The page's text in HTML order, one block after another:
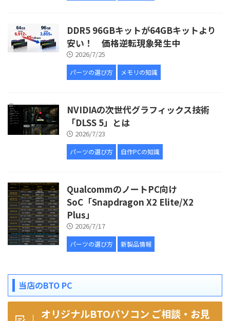
DDR5 96GBキットが64GBキットより
安い！ 価格逆転現象発生中
2026/7/25
パーツの選び方 メモリの知識
NVIDIAの次世代グラフィックス技術
「DLSS 5」とは
2026/7/23
パーツの選び方 自作PCの知識
QualcommのノートPC向け
SoC「Snapdragon X2 Elite/X2
Plus」
2026/7/17
パーツの選び方 新製品情報
当店のBTO PC
オリジナルBTOパソコン ご相談・お見